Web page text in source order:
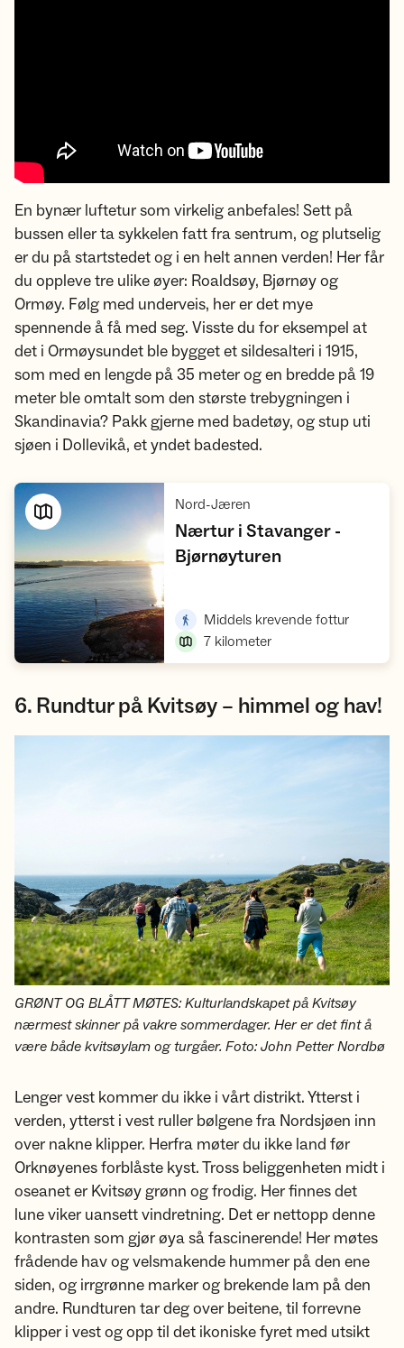
En bynær luftetur som virkelig anbefales! Sett på
bussen eller ta sykkelen fatt fra sentrum, og plutselig
er du på startstedet og i en helt annen verden! Her får
du oppleve tre ulike øyer: Roaldsøy, Bjørnøy og
Ormøy. Følg med underveis, her er det mye
spennende å få med seg. Visste du for eksempel at
det i Ormøysundet ble bygget et sildesalteri i 1915,
som med en lengde på 35 meter og en bredde på 19
meter ble omtalt som den største trebygningen i
Skandinavia? Pakk gjerne med badetøy, og stup uti
sjøen i Dollevikå, et yndet badested.
Nord-Jæren
Nærtur i Stavanger -
Bjørnøyturen,
Middels krevende fottur,
7 kilometer
6. Rundtur på Kvitsøy – himmel og hav!
GRØNT OG BLÅTT MØTES: Kulturlandskapet på Kvitsøy
nærmest skinner på vakre sommerdager. Her er det fint å
være både kvitsøylam og turgåer. Foto: John Petter Nordbø
Lenger vest kommer du ikke i vårt distrikt. Ytterst i
verden, ytterst i vest ruller bølgene fra Nordsjøen inn
over nakne klipper. Herfra møter du ikke land før
Orknøyenes forblåste kyst. Tross beliggenheten midt i
oseanet er Kvitsøy grønn og frodig. Her finnes det
lune viker uansett vindretning. Det er nettopp denne
kontrasten som gjør øya så fascinerende! Her møtes
frådende hav og velsmakende hummer på den ene
siden, og irrgrønne marker og brekende lam på den
andre. Rundturen tar deg over beitene, til forrevne
klipper i vest og opp til det ikoniske fyret med utsikt